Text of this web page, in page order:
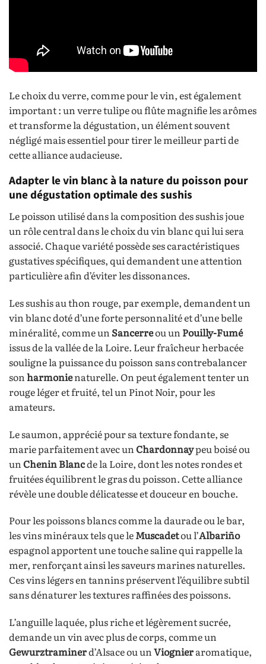
Le choix du verre, comme pour le vin, est également
important : un verre tulipe ou flûte magnifie les arômes
et transforme la dégustation, un élément souvent
négligé mais essentiel pour tirer le meilleur parti de
cette alliance audacieuse.
Adapter le vin blanc à la nature du poisson pour
une dégustation optimale des sushis
Le poisson utilisé dans la composition des sushis joue
un rôle central dans le choix du vin blanc qui lui sera
associé. Chaque variété possède ses caractéristiques
gustatives spécifiques, qui demandent une attention
particulière afin d’éviter les dissonances.
Les sushis au thon rouge, par exemple, demandent un
vin blanc doté d’une forte personnalité et d’une belle
minéralité, comme un Sancerreou un Pouilly-Fumé
issus de la vallée de la Loire. Leur fraîcheur herbacée
souligne la puissance du poisson sans contrebalancer
son harmonienaturelle. On peut également tenter un
rouge léger et fruité, tel un Pinot Noir, pour les
amateurs.
Le saumon, apprécié pour sa texture fondante, se
marie parfaitement avec un Chardonnaypeu boisé ou
un Chenin Blancde la Loire, dont les notes rondes et
fruitées équilibrent le gras du poisson. Cette alliance
révèle une double délicatesse et douceur en bouche.
Pour les poissons blancs comme la daurade ou le bar,
les vins minéraux tels que leMuscadetou l’Albariño
espagnol apportent une touche saline qui rappelle la
mer, renforçant ainsi les saveurs marines naturelles.
Ces vins légers en tannins préservent l’équilibre subtil
sans dénaturer les textures raffinées des poissons.
L’anguille laquée, plus riche et légèrement sucrée,
demande un vin avec plus de corps, comme un
Gewurztraminerd’Alsace ou unViognieraromatique,